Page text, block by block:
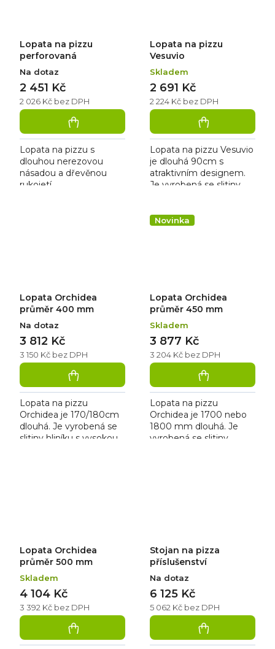
Lopata na pizzu
perforovaná
Na dotaz
2 026 Kč bez DPH
2 451 Kč
Lopata na pizzu s
dlouhou nerezovou
násadou a dřevěnou
rukojetí.
Lopata na pizzu
Vesuvio
Skladem
2 224 Kč bez DPH
2 691 Kč
Lopata na pizzu Vesuvio
je dlouhá 90cm s
atraktivním designem.
Je vyrobená se slitiny
hmotností.
Lopata Orchidea
průměr 400 mm
Na dotaz
3 150 Kč bez DPH
3 812 Kč
Lopata na pizzu
Orchidea je 170/180cm
dlouhá. Je vyrobená se
slitiny hliníku s vysokou
Novinka
Lopata Orchidea
průměr 450 mm
Skladem
3 204 Kč bez DPH
3 877 Kč
Lopata na pizzu
Orchidea je 1700 nebo
1800 mm dlouhá. Je
vyrobená se slitiny
Lopata Orchidea
průměr 500 mm
Skladem
3 392 Kč bez DPH
4 104 Kč
Stojan na pizza
příslušenství
Na dotaz
5 062 Kč bez DPH
6 125 Kč